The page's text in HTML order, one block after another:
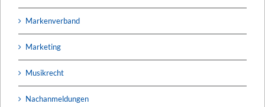
Markenverband
Marketing
Musikrecht
Nachanmeldungen